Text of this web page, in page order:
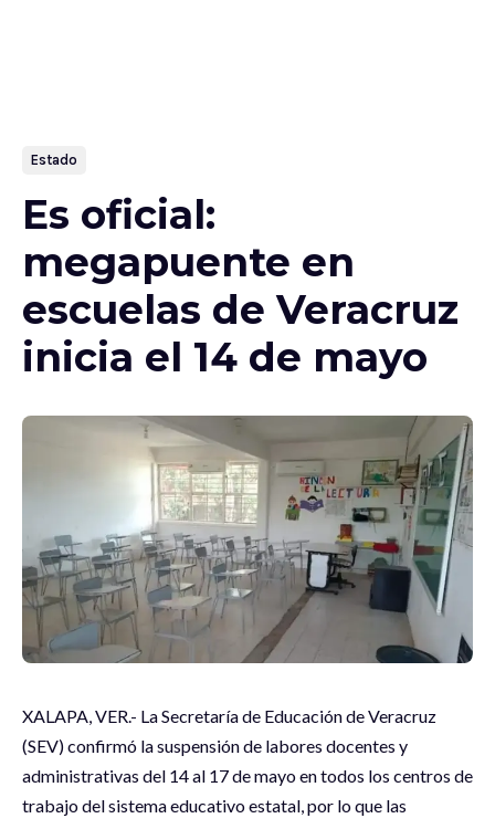
Estado
Es oficial:
megapuente en
escuelas de Veracruz
inicia el 14 de mayo
XALAPA, VER.- La Secretaría de Educación de Veracruz
(SEV) confirmó la suspensión de labores docentes y
administrativas del 14 al 17 de mayo en todos los centros de
trabajo del sistema educativo estatal, por lo que las